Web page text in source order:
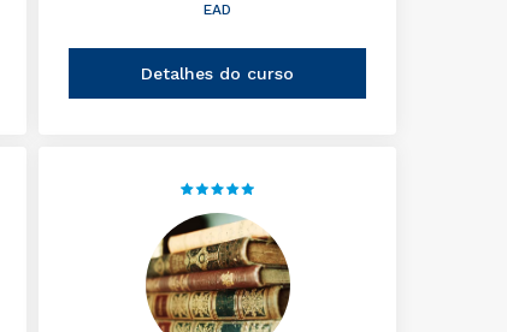
EAD
Detalhes do curso